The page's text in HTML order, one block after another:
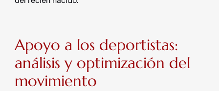
Apoyo a los deportistas:
análisis y optimización del
movimiento